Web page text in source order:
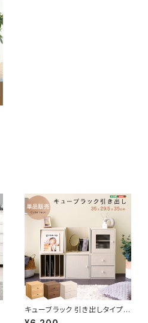
キューブラック 引き出しタイプ
多目的ラック ラック ボックス カ